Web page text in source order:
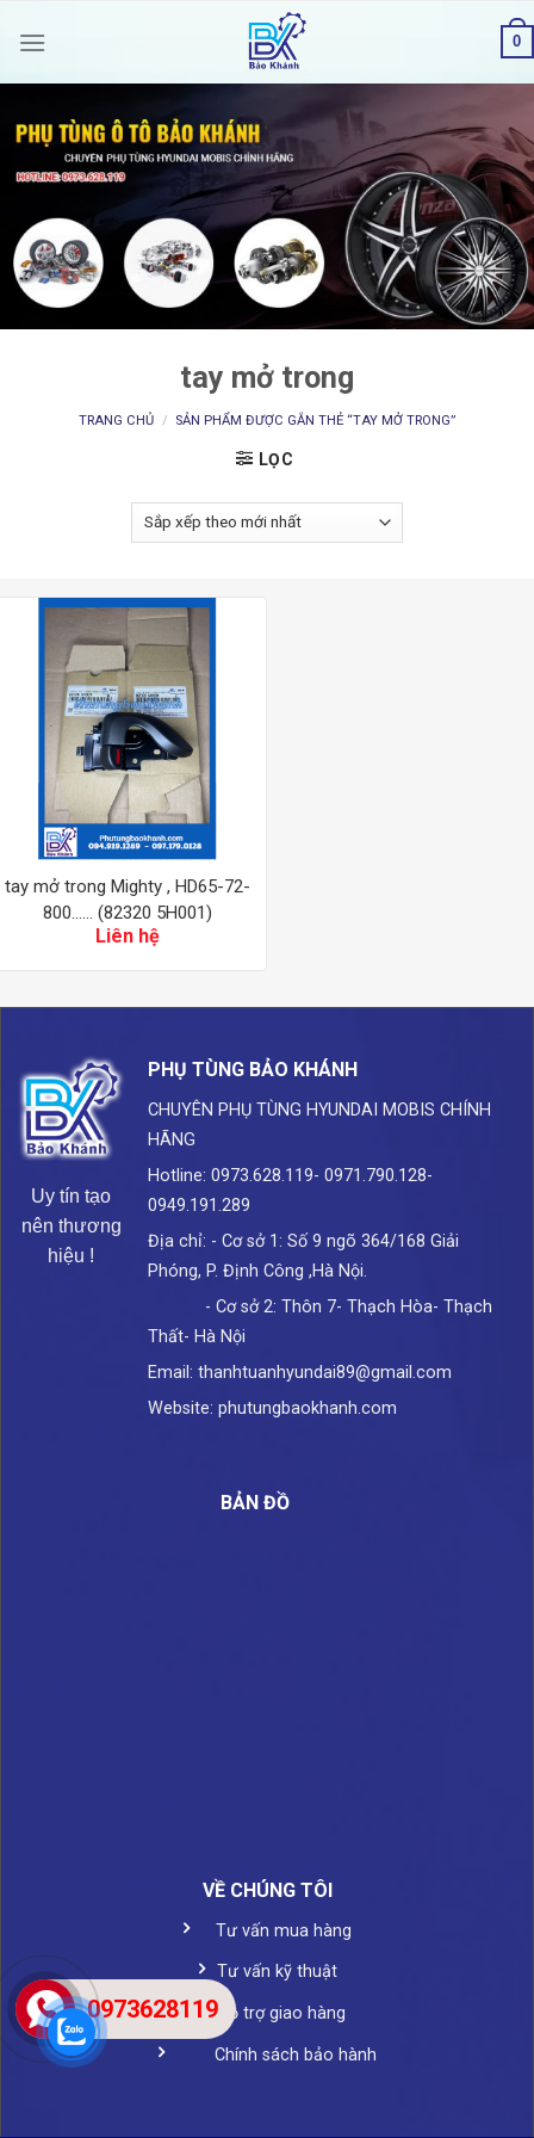
0
tay mở trong
TRANG CHỦ / SẢN PHẨM ĐƯỢC GẮN THẺ “TAY MỞ TRONG”
LỌC
tay mở trong Mighty , HD65-72-
800…… (82320 5H001)
Liên hệ
Uy tín tạo
nên thương
hiệu !
PHỤ TÙNG BẢO KHÁNH
CHUYÊN PHỤ TÙNG HYUNDAI MOBIS CHÍNH
HÃNG
Hotline: 0973.628.119- 0971.790.128-
0949.191.289
Địa chỉ: - Cơ sở 1: Số 9 ngõ 364/168 Giải
Phóng, P. Định Công ,Hà Nội.
- Cơ sở 2: Thôn 7- Thạch Hòa- Thạch
Thất- Hà Nội
Email: thanhtuanhyundai89@gmail.com
Website: phutungbaokhanh.com
BẢN ĐỒ
VỀ CHÚNG TÔI
Tư vấn mua hàng
Tư vấn kỹ thuật
Hỗ trợ giao hàng
Chính sách bảo hành
0973628119